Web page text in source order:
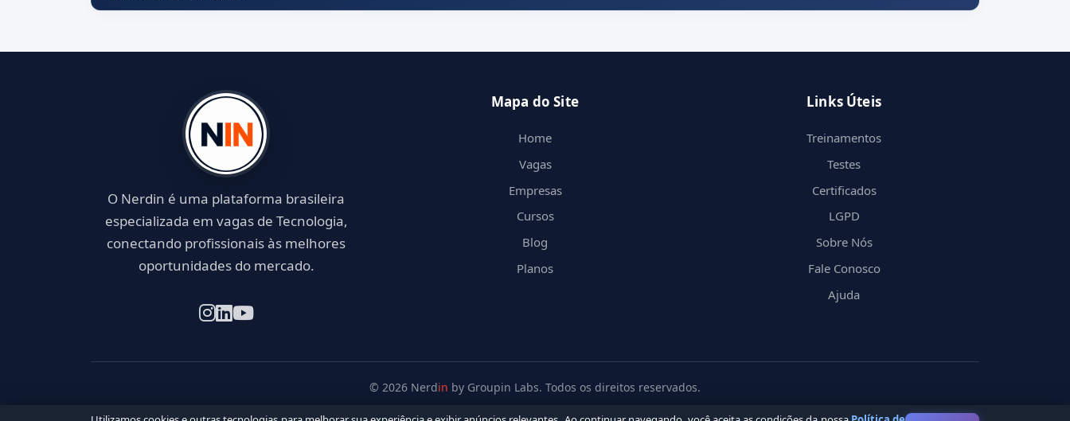
O Nerdin é uma plataforma brasileira
especializada em vagas de Tecnologia,
conectando profissionais às melhores
oportunidades do mercado.
Mapa do Site
Home
Vagas
Empresas
Cursos
Blog
Planos
Links Úteis
Treinamentos
Testes
Certificados
LGPD
Sobre Nós
Fale Conosco
Ajuda
© 2026 Nerdin by Groupin Labs. Todos os direitos reservados.